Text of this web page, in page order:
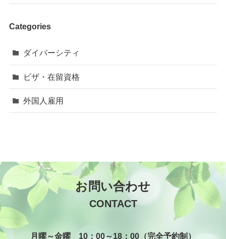
Categories
ダイバーシティ
ビザ・在留資格
外国人雇用
お問い合わせ
CONTACT
月曜～金曜 10：00～18：00（完全予約制）